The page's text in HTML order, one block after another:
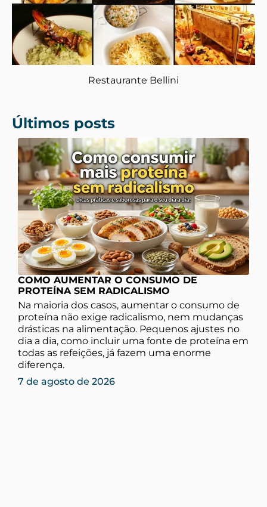
Restaurante Bellini
Últimos posts
COMO AUMENTAR O CONSUMO DE
PROTEÍNA SEM RADICALISMO
Na maioria dos casos, aumentar o consumo de
proteína não exige radicalismo, nem mudanças
drásticas na alimentação. Pequenos ajustes no
dia a dia, como incluir uma fonte de proteína em
todas as refeições, já fazem uma enorme
diferença.
7 de agosto de 2026